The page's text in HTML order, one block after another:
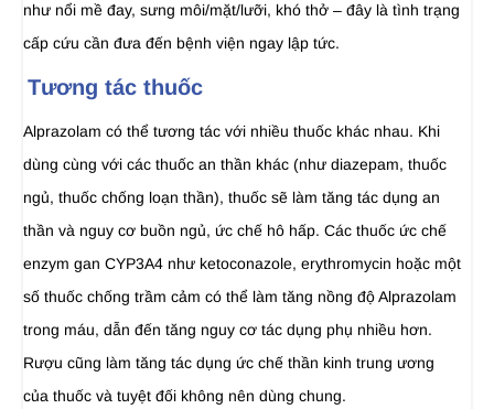
như nổi mề đay, sưng môi/mặt/lưỡi, khó thở – đây là tình trạng
cấp cứu cần đưa đến bệnh viện ngay lập tức.
Tương tác thuốc
Alprazolam có thể tương tác với nhiều thuốc khác nhau. Khi
dùng cùng với các thuốc an thần khác (như diazepam, thuốc
ngủ, thuốc chống loạn thần), thuốc sẽ làm tăng tác dụng an
thần và nguy cơ buồn ngủ, ức chế hô hấp. Các thuốc ức chế
enzym gan CYP3A4 như ketoconazole, erythromycin hoặc một
số thuốc chống trầm cảm có thể làm tăng nồng độ Alprazolam
trong máu, dẫn đến tăng nguy cơ tác dụng phụ nhiều hơn.
Rượu cũng làm tăng tác dụng ức chế thần kinh trung ương
của thuốc và tuyệt đối không nên dùng chung.